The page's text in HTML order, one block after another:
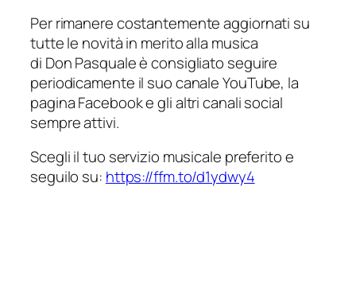
Per rimanere costantemente aggiornati su
tutte le novità in merito alla musica
di Don Pasquale è consigliato seguire
periodicamente il suo canale YouTube, la
pagina Facebook e gli altri canali social
sempre attivi.
Scegli il tuo servizio musicale preferito e
seguilo su: https://ffm.to/d1ydwy4